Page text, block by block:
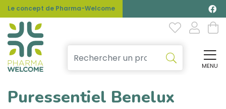
Le concept de Pharma-Welcome
MENU
Puressentiel Benelux